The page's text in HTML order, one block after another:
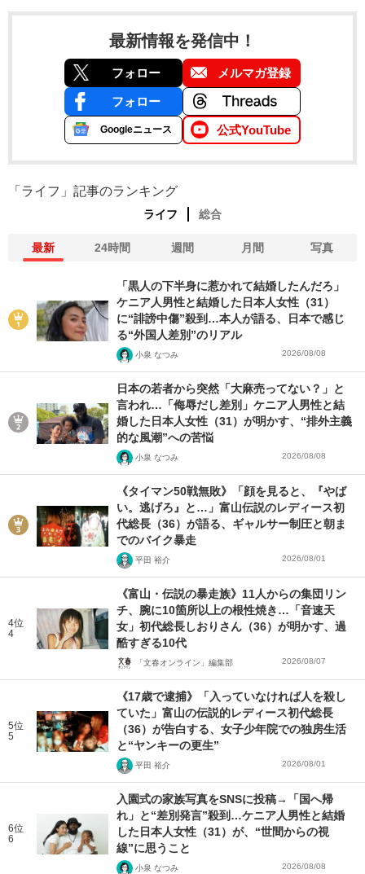
最新情報を発信中！
フォロー メルマガ登録
フォロー
Googleニュース 公式YouTube
「ライフ」記事のランキング
ライフ 総合
最新 24時間 週間 月間 写真
「黒人の下半身に惹かれて結婚したんだろ」
ケニア人男性と結婚した日本人女性（31）
に“誹謗中傷”殺到…本人が語る、日本で感じ
る“外国人差別”のリアル
小泉 なつみ 2026/08/08
日本の若者から突然「大麻売ってない？」と
言われ…「侮辱だし差別」ケニア人男性と結
婚した日本人女性（31）が明かす、“排外主義
的な風潮”への苦悩
小泉 なつみ 2026/08/08
《タイマン50戦無敗》「顔を見ると、『やば
い。逃げろ』と…」富山伝説のレディース初
代総長（36）が語る、ギャルサー制圧と朝ま
でのバイク暴走
平田 裕介 2026/08/01
4位
4
《富山・伝説の暴走族》11人からの集団リン
チ、腕に10箇所以上の根性焼き…「音速天
女」初代総長しおりさん（36）が明かす、過
酷すぎる10代
「文春オンライン」編集部 2026/08/07
5位
5
《17歳で逮捕》「入っていなければ人を殺し
ていた」富山の伝説的レディース初代総長
（36）が告白する、女子少年院での独房生活
と“ヤンキーの更生”
平田 裕介 2026/08/01
6位
6
入園式の家族写真をSNSに投稿→「国へ帰
れ」と“差別発言”殺到…ケニア人男性と結婚
した日本人女性（31）が、“世間からの視
線”に思うこと
小泉 なつみ 2026/08/08